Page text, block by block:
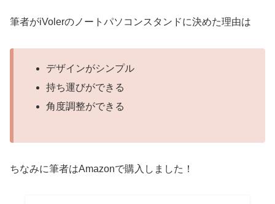
筆者がiVolerのノートパソコンスタンドに決めた理由は
デザインがシンプル
持ち運びができる
角度調整ができる
ちなみに筆者はAmazonで購入しました！